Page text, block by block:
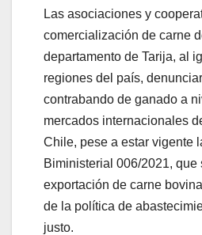
Las asociaciones y
comercialización de carne
departamento de Tarija, al
regiones del país,
contrabando de ganado a
mercados internacionales
Chile, pese a estar vigente
Biministerial 006/2021,
exportación de carne
de la política de
justo.